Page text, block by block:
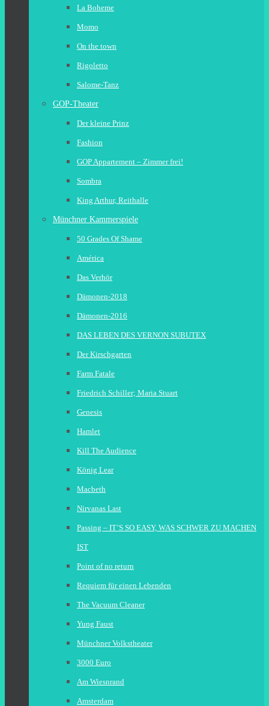
La Boheme
Momo
On the town
Rigoletto
Salome-Tanz
GOP-Theater
Der kleine Prinz
Fashion
GOP Appartement – Zimmer frei!
Sombra
King Arthur, Reithalle
Münchner Kammerspiele
50 Grades Of Shame
América
Das Verhör
Dämonen-2018
Dämonen-2016
DAS LEBEN DES VERNON SUBUTEX
Der Kirschgarten
Farm Fatale
Friedrich Schiller; Maria Stuart
Genesis
Hamlet
Kill The Audience
König Lear
Macbeth
Nirvanas Last
Passing – IT’S SO EASY, WAS SCHWER ZU MACHEN
IST
Point of no return
Requiem für einen Lebenden
The Vacuum Cleaner
Yung Faust
Münchner Volkstheater
3000 Euro
Am Wiesnrand
Amsterdam